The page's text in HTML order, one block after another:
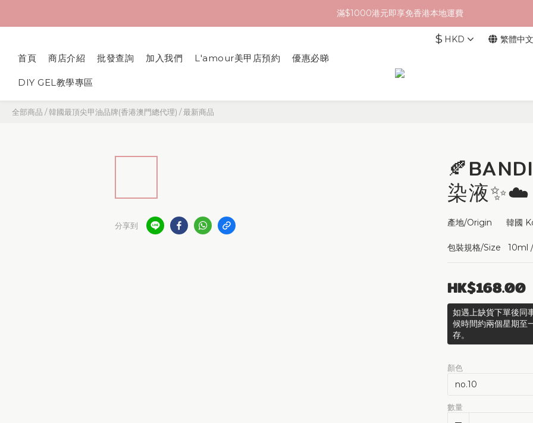
滿$1000港元即享免香港本地運費
$ HKD 繁體中文
首頁 商店介紹 批發查詢 加入我們 L'amour美甲店預約 優惠必睇
DIY GEL教學專區
全部商品 /韓國最頂尖甲油品牌(香港澳門總代理) /最新商品
分享到
染液✨☁️
產地/Origin      韓國
包裝規格/Size   10ml
HK$168.00
如遇上缺貨下單後同
候時間約兩個星期至
存。
顏色
數量